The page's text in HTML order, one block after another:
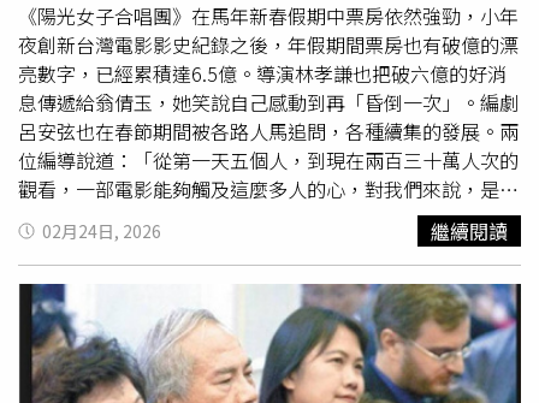
《陽光女子合唱團》在馬年新春假期中票房依然強勁，小年
夜創新台灣電影影史紀錄之後，年假期間票房也有破億的漂
亮數字，已經累積達6.5億。導演林孝謙也把破六億的好消
息傳遞給翁倩玉，她笑說自己感動到再「昏倒一次」。編劇
呂安弦也在春節期間被各路人馬追問，各種續集的發展。兩
位編導說道：「從第一天五個人，到現在兩百三十萬人次的
觀看，一部電影能夠觸及這麼多人的心，對我們來說，是無
比的榮幸。」《陽光女子合唱團》從一開始口碑場時，影廳
人數只有三、五位觀眾，當導演林孝謙與編劇呂安弦帶著片
中演員陳意涵或是安心亞、苗可麗、鍾欣凌以及新人何曼
希，進場做映後時內心也有許多忐忑，口碑場票房累計大約
300萬，第一週的票房也只進帳1000萬左右。雖然一開始的
票房不如預期，但導演、編劇繼續與安心亞、苗可麗、鍾欣
凌、何曼希持續跑戲院，連續兩三週週末從北到南的戲院映
02月24日, 2026 繼續閱讀